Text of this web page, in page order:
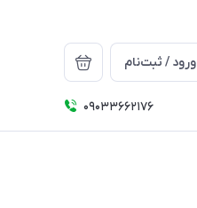
ورود / ثبت‌نام
09033662176